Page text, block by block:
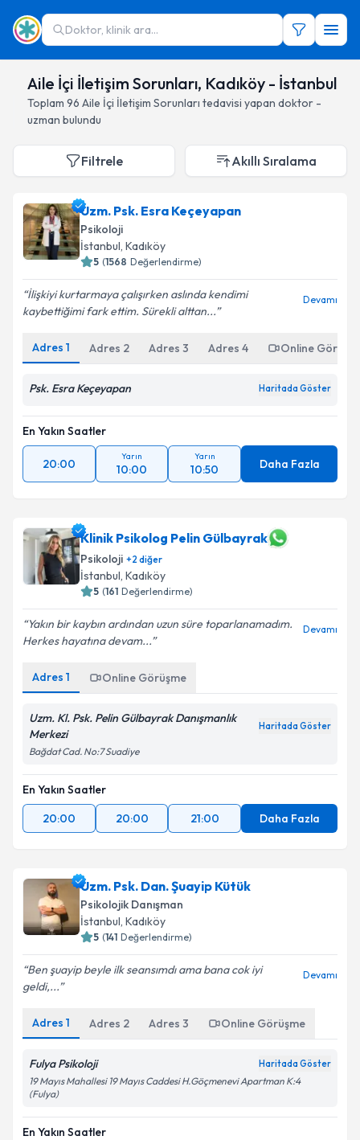
Doktor, klinik ara...
Aile İçi İletişim Sorunları, Kadıköy - İstanbul
Toplam 96 Aile İçi İletişim Sorunları tedavisi yapan doktor -
uzman bulundu
Filtrele Akıllı Sıralama
Uzm. Psk. Esra Keçeyapan
Psikoloji
İstanbul, Kadıköy
5 (1568 Değerlendirme)
İlişkiyi kurtarmaya çalışırken aslında kendimi
kaybettiğimi fark ettim. Sürekli alttan...
Devamı
Adres 1 Adres 2 Adres 3 Adres 4 Online
Psk. Esra Keçeyapan Haritada Göster
En Yakın Saatler
20:00
Yarın
10:00
Yarın
10:50 Daha Fazla
Klinik Psikolog Pelin Gülbayrak
Psikoloji +2 diğer
İstanbul, Kadıköy
5 (161 Değerlendirme)
Yakın bir kaybın ardından uzun süre toparlanamadım.
Herkes hayatına devam...
Devamı
Adres 1 Online Görüşme
Uzm. Kl. Psk. Pelin Gülbayrak Danışmanlık
Merkezi
Haritada Göster
Bağdat Cad. No:7 Suadiye
En Yakın Saatler
20:00
20:00 21:00 Daha Fazla
Uzm. Psk. Dan. Şuayip Kütük
Psikolojik Danışman
İstanbul, Kadıköy
5 (141 Değerlendirme)
Ben şuayip beyle ilk seansımdı ama bana cok iyi
geldi,...
Devamı
Adres 1 Adres 2 Adres 3 Online Görüşme
Fulya Psikoloji Haritada Göster
19 Mayıs Mahallesi 19 Mayıs Caddesi H.Göçmenevi Apartman K:4
(Fulya)
En Yakın Saatler